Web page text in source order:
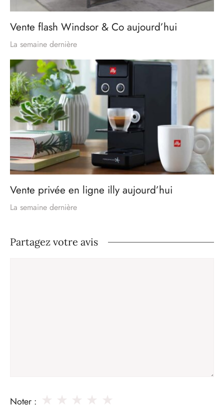
Vente flash Windsor & Co aujourd’hui
La semaine dernière
Vente privée en ligne illy aujourd’hui
La semaine dernière
Partagez votre avis
Noter :